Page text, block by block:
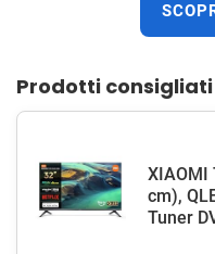
Prodotti consigliati
XIAOMI
cm),
Tuner